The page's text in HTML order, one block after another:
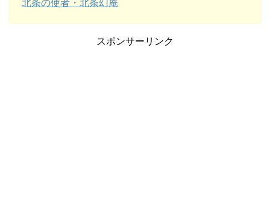
北条の使者・北条幻庵
スポンサーリンク